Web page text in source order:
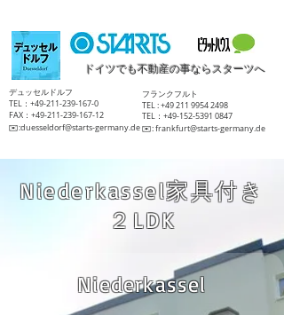
ドイツでも不動産の事ならスターツへ
​デュッセルドルフ
TEL：+49-211-239-167-0
FAX：+49-211-239-167-12
​✉️:duesseldorf@starts-germany.de
​フランクフルト
TEL :+49 211 9954 2498
TEL：+49-152-5391 0847
​✉️:frankfurt@starts-germany.de
Niederkassel家具付き
２LDK
Niederkassel